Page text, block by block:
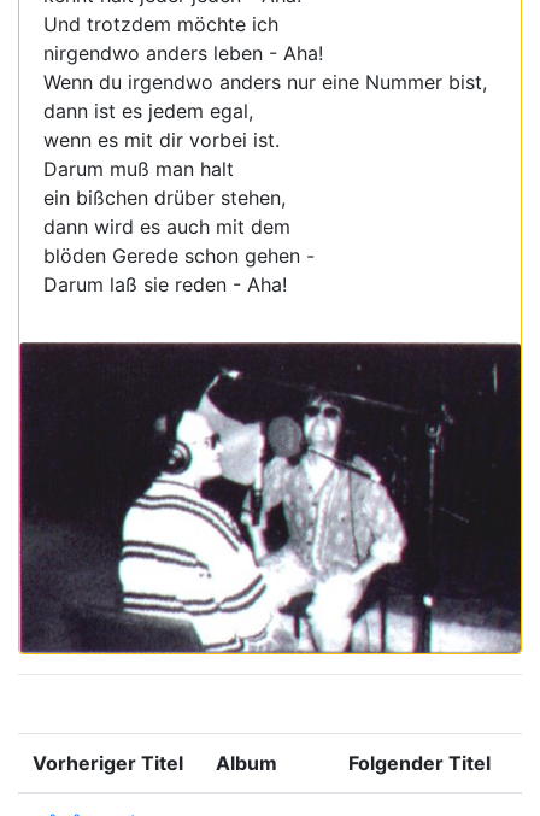
Und trotzdem möchte ich
nirgendwo anders leben - Aha!
Wenn du irgendwo anders nur eine Nummer bist,
dann ist es jedem egal,
wenn es mit dir vorbei ist.
Darum muß man halt
ein bißchen drüber stehen,
dann wird es auch mit dem
blöden Gerede schon gehen -
Darum laß sie reden - Aha!
Vorheriger Titel Album Folgender Titel